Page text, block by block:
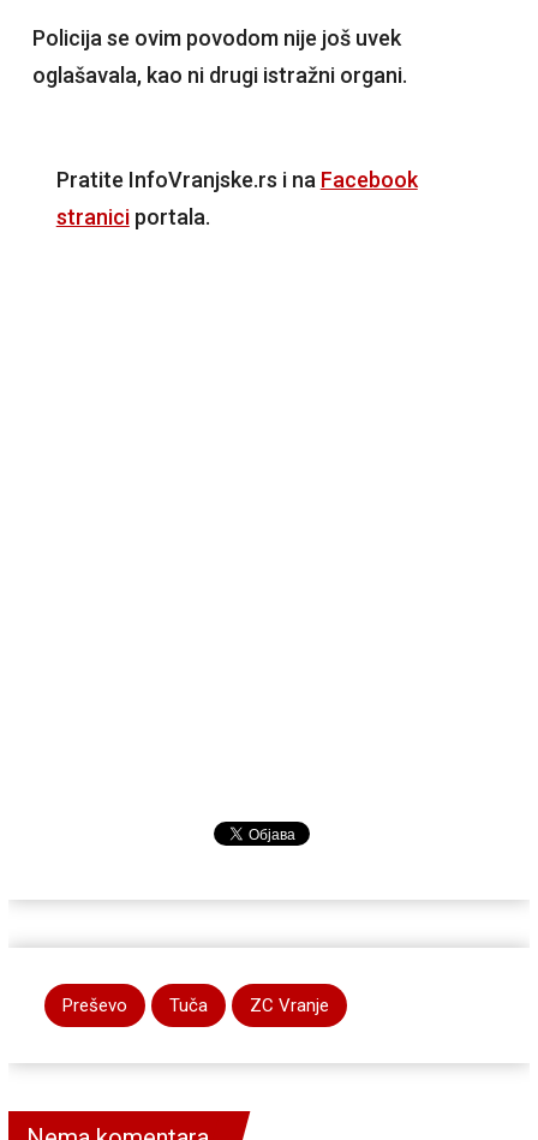
Policija se ovim povodom nije još uvek
oglašavala, kao ni drugi istražni organi.
Pratite InfoVranjske.rs i na Facebook
straniciportala.
Preševo Tuča ZC Vranje